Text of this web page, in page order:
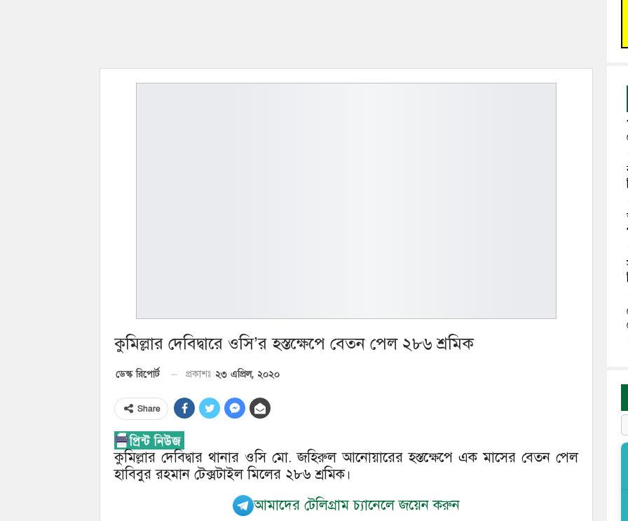
কুমিল্লার দেবিদ্বারে ওসি’র হস্তক্ষেপে বেতন পেল ২৮৬ শ্রমিক
ডেস্ক রিপোর্ট প্রকাশঃ ২৩ এপ্রিল, ২০২০
Share
কুমিল্লার দেবিদ্বার থানার ওসি মো. জহিরুল আনোয়ারের হস্তক্ষেপে এক মাসের বেতন পেল
হাবিবুর রহমান টেক্সটাইল মিলের ২৮৬ শ্রমিক।
আমাদের টেলিগ্রাম চ্যানেলে জয়েন করুন